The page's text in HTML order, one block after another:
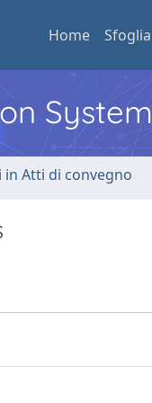
Home Sfoglia
System
Atti di convegno